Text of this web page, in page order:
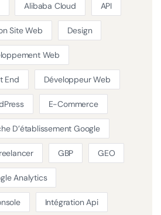
Alibaba Cloud API
Site Web Design
Web
End Développeur Web
E-Commerce
D’établissement Google
GBP GEO
Analytics
Intégration Api